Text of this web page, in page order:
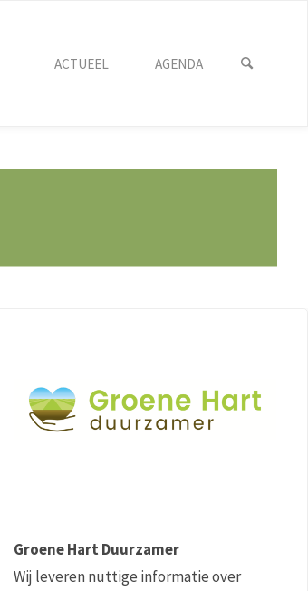
ACTUEEL AGENDA
Groene Hart Duurzamer
Wij leveren nuttige informatie over